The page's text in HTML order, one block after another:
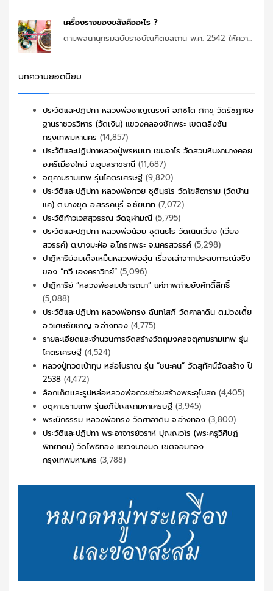
เครื่องรางของขลังคืออะไร ?
ตามพจนานุกรมฉบับราชบัณฑิตยสถาน พ.ศ. 2542 ให้ควา...
บทความยอดนิยม
ประวัติและปฏิปทา หลวงพ่อชาญณรงค์ อภิชิโต ภิกขุ วัดรัชฎาธิษ
ฐานราชวรวิหาร (วัดเงิน) แขวงคลองชักพระ เขตตลิ่งชัน
กรุงเทพมหานคร (14,857)
ประวัติและปฏิปทาหลวงปู่พรหมมา เขมจาโร วัดสวนหินผานางคอย
อ.ศรีเมืองใหม่ จ.อุบลราชธานี (11,687)
จตุคามรามเทพ รุ่นโคตรเศรษฐี (9,820)
ประวัติและปฏิปทา หลวงพ่อกวย ชุตินฺธโร วัดโฆสิตาราม (วัดบ้าน
แค) ต.บางขุด อ.สรรคบุรี จ.ชัยนาท (7,072)
ประวัติท้าวเวสสุวรรณ วัดจุฬามณี (5,795)
ประวัติและปฏิปทา หลวงพ่อน้อย ชุตินธโร วัดเนินเวียง (เวียง
สวรรค์) ต.บางมะฝ่อ อ.โกรกพระ จ.นครสวรรค์ (5,298)
ปาฏิหาริย์สมเด็จเหม็นหลวงพ่ออุ้น เรื่องเล่าจากประสบการณ์จริง
ของ “ทวี เฮงคราวิทย์” (5,096)
ปาฏิหาริย์ “หลวงพ่อสมปรารถนา” แค่ภาพถ่ายยังศักดิ์สิทธิ์
(5,088)
ประวัติและปฏิปทา หลวงพ่อทรง ฉันทโสภี วัดศาลาดิน ต.ม่วงเตี้ย
อ.วิเศษชัยชาญ จ.อ่างทอง (4,775)
รายละเอียดและจำนวนการจัดสร้างวัตถุมงคลจตุคามรามเทพ รุ่น
โคตรเศรษฐี (4,524)
หลวงปู่ทวดเบ้าทุบ หล่อโบราณ รุ่น “ชนะคน” วัดสุทัศน์จัดสร้าง ปี
2538 (4,472)
ล็อกเก็ตเเละรูปหล่อหลวงพ่อกวยช่วยสร้างพระอุโบสถ (4,405)
จตุคามรามเทพ รุ่นอภิปัญญามหาเศรษฐี (3,945)
พระนักธรรม หลวงพ่อทรง วัดศาลาดิน จ.อ่างทอง (3,800)
ประวัติและปฏิปทา พระอาจารย์วราห์ ปุญญวโร (พระครูวิศิษฏ์
พิทยาคม) วัดโพธิทอง แขวงบางมด เขตจอมทอง
กรุงเทพมหานคร (3,788)